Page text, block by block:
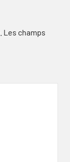
Les champs